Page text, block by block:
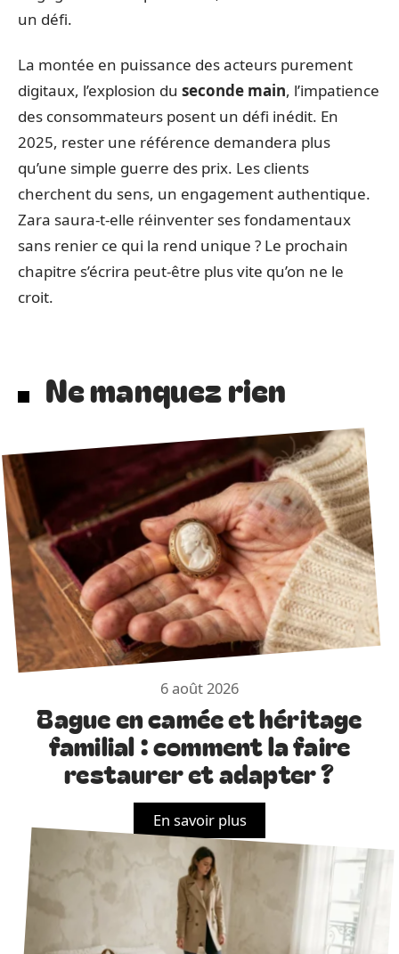
un défi.
La montée en puissance des acteurs purement
digitaux, l’explosion du seconde main, l’impatience
des consommateurs posent un défi inédit. En
2025, rester une référence demandera plus
qu’une simple guerre des prix. Les clients
cherchent du sens, un engagement authentique.
Zara saura-t-elle réinventer ses fondamentaux
sans renier ce qui la rend unique ? Le prochain
chapitre s’écrira peut-être plus vite qu’on ne le
croit.
Ne manquez rien
6 août 2026
Bague en camée et héritage
familial : comment la faire
restaurer et adapter ?
En savoir plus